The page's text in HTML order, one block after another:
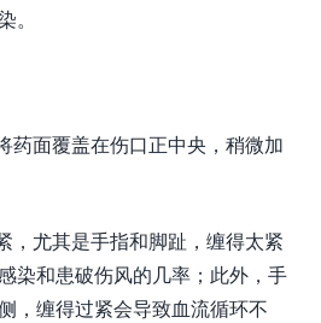
药面覆盖在伤口正中央，稍微加
，尤其是手指和脚趾，缠得太紧
染和患破伤风的几率；此外，手
，缠得过紧会导致血流循环不